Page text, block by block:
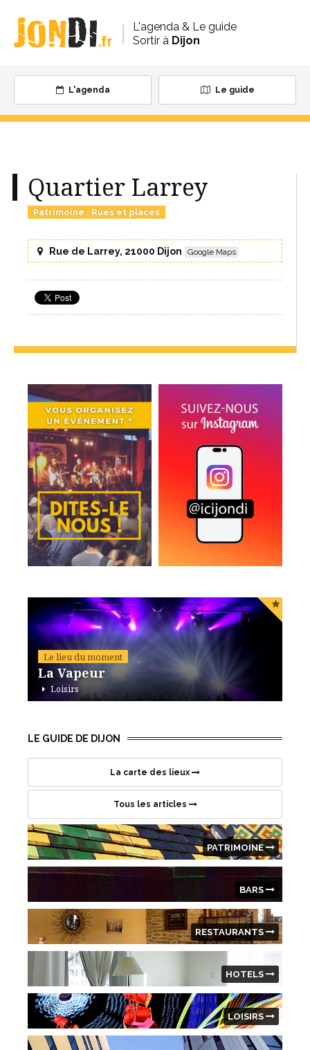
L'agenda & Le guide
Sortir à Dijon
Le guide
L'agenda
Quartier Larrey
Patrimoine : Rues et places
Rue de Larrey, 21000 Dijon Google Maps
La Vapeur
Loisirs
42 avenue de Stalingrad, 21000 Dijon
Le lieu du moment
LE GUIDE DE DIJON
La carte des lieux
Tous les articles
PATRIMOINE
BARS
RESTAURANTS
HOTELS
LOISIRS